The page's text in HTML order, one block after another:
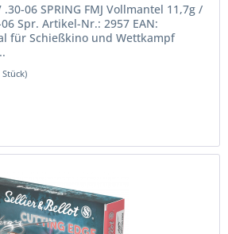
06 SPRING FMJ Vollmantel 11,7g /
Spr. Artikel-Nr.: 2957 EAN:
für Schießkino und Wettkampf